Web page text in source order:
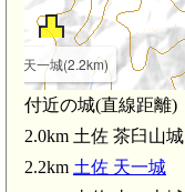
佐 天一城(2.2km)
付近の城(直線距離)
2.0km 土佐 茶臼山城
2.2km 土佐 天一城